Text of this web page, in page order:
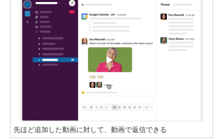
先ほど追加した動画に対して、動画で返信できる